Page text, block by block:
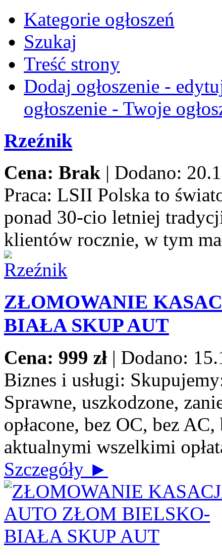
Kategorie ogłoszeń
Szukaj
Treść strony
Dodaj ogłoszenie -
ogłoszenie - Twoje
Rzeźnik
Cena: Brak | Dodano:
Praca: LSII Polska to
ponad 30-cio letniej
klientów rocznie, w tym
ZŁOMOWANIE
BIAŁA SKUP AUT
Cena: 999 zł | Dodano:
Biznes i usługi:
Sprawne, uszkodzone,
opłacone, bez OC, bez
aktualnymi wszelkimi
Szczegóły ►